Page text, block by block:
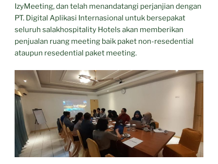
IzyMeeting, dan telah menandatangi perjanjian dengan
PT. Digital Aplikasi Internasional untuk bersepakat
seluruh salakhospitality Hotels akan memberikan
penjualan ruang meeting baik paket non-resedential
ataupun resedential paket meeting.